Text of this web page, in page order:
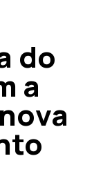
do
a